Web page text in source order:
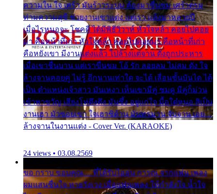
ความใน ใจ เศร้า มันร้าวระบม ต้องมาขื่นขม เศร้าตรม
ท่ามความสุขี ช่วยงานเขาแต่ง แต่เรา แล้งมาหลายปี
เมื่อไรหนอจะ โชคดี ได้มีพิธีวิวาห์ หัวใจหล้า คอยไปคอย
มา คือหน้าที่เก่า หัวใจหล้า คอยไปคอยมา คือหน้าที่เก่า
คือหยังเขา มีงานแต่งแล้ว ไปล้างแต่จาน ดั่งถูกประหาร
เมื่อเขาชื่นบาน แต่เราขื่นขม โอ้ รัก ลอยลม ไม่สม ดัง ใจ
ล้างจานคอยคู่ ไม่รู้ อีกนานเท่าใด จะได้ เลื่อนขั้นบันได ได้
เป็น ตำแหน่งเจ้าสาว มันเหงา เห็นเขามีคู่ ซมดู มีคู่ก็ม่วน
เข้าพาขวัญ เสียงโห่ตึงตึง มันซึ้ง อยู่แก่ใจ มื้อใด๋หนอ สิเป็น
งานเฮา มัวซอยเขา ใจเฮาซิด้าน มันทรมาน จับจาน เอย…
ล้างจานในงานแต่ง - Cover Ver. (KARAOKE)
24 views • 03.08.2569
ขอ กราบ ขอบคุณ.... ที่ได้รับไออุ่น การุณ จากแฟน เพลง
ผมแสนชื่นใจ หายวังเวง เมื่อแฟนเพลง ให้กำลังใจ น้ำใจ